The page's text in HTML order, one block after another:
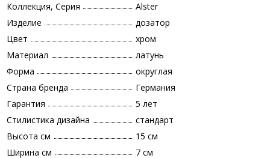
Коллекция, Серия
Alster
Изделие
дозатор
Цвет
хром
Материал
латунь
Форма
округлая
Страна бренда
Германия
Гарантия
5 лет
Стилистика дизайна
стандарт
Высота см
15 см
Ширина см
7 см